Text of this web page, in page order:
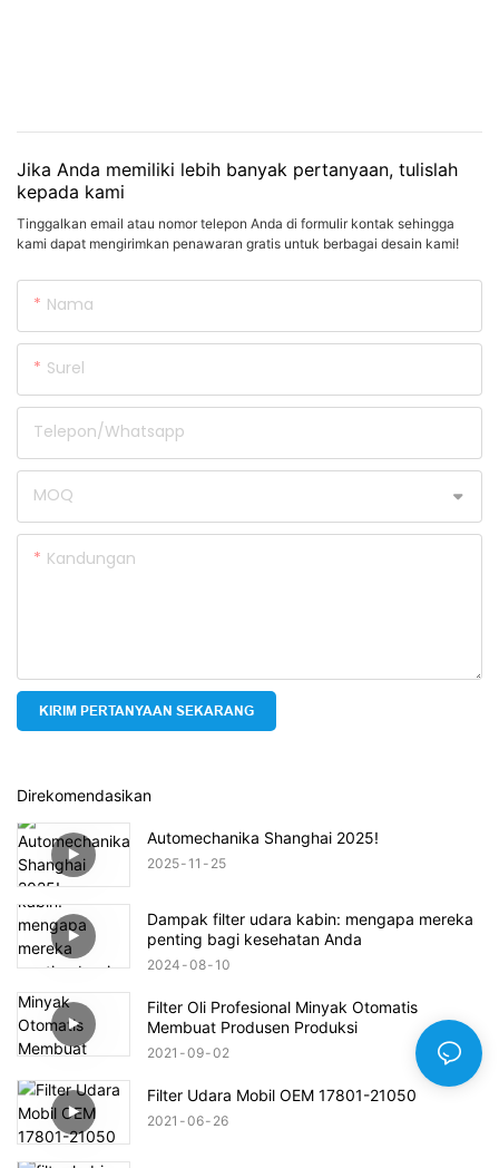
Jika Anda memiliki lebih banyak pertanyaan, tulislah
kepada kami
Tinggalkan email atau nomor telepon Anda di formulir kontak sehingga
kami dapat mengirimkan penawaran gratis untuk berbagai desain kami!
Nama
Surel
Telepon/whatsapp
MOQ
Kandungan
KIRIM PERTANYAAN SEKARANG
Direkomendasikan
Automechanika Shanghai 2025!
2025 11 25
Dampak filter udara kabin: mengapa mereka
penting bagi kesehatan Anda
2024 08 10
Filter Oli Profesional Minyak Otomatis
Membuat Produsen Produksi
2021 09 02
Filter Udara Mobil OEM 17801-21050
2021 06 26